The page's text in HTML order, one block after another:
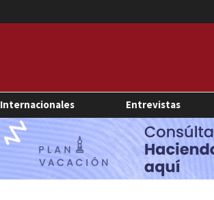
Internacionales Entrevistas